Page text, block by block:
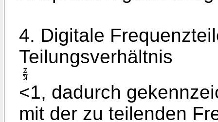
4. Digitale
Teilungsverhältnis
<1, dadurch
mit der zu teilenden